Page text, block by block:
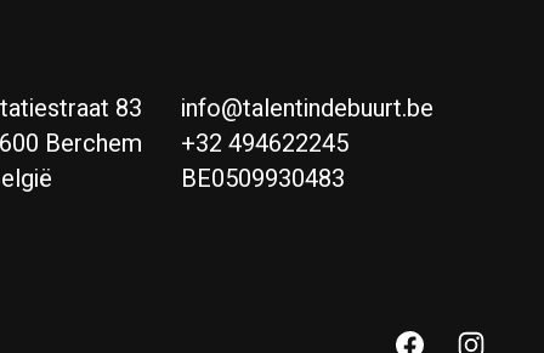
83
Berchem
info@talentindebuurt.be
+32 494622245
BE0509930483